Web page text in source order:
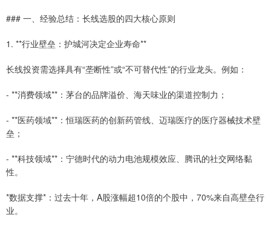
### 一、经验总结：长线选股的四大核心原则
1. **行业壁垒：护城河决定企业寿命**
长线投资需选择具有“垄断性”或“不可替代性”的行业龙头。例如：
- **消费领域**：茅台的品牌溢价、海天味业的渠道控制力；
- **医药领域**：恒瑞医药的创新药管线、迈瑞医疗的医疗器械技术壁
垒；
- **科技领域**：宁德时代的动力电池规模效应、腾讯的社交网络黏
性。
*数据支撑*：过去十年，A股涨幅超10倍的个股中，70%来自高壁垒行
业。